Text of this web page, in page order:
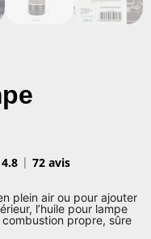
4.8 72 avis
plein air ou pour ajouter
l’huile pour lampe
propre, sûre